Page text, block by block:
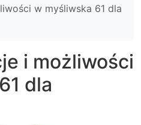
w myśliwska 61 dla
i możliwości
dla